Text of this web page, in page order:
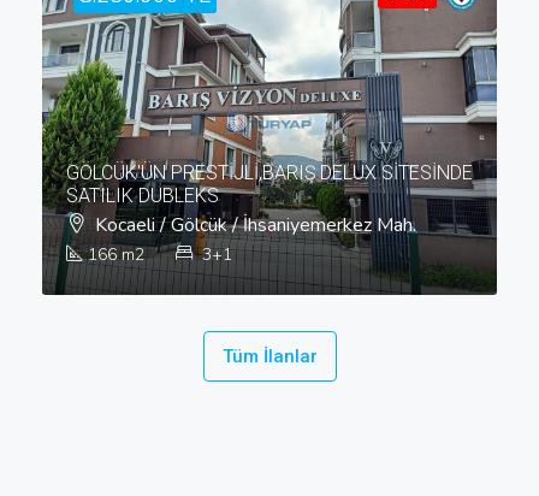
GÖLCÜK'ÜN PRESTİJLİ,BARIŞ DELUX SİTESİNDE
SATILIK DUBLEKS
166 m2 3+1
Kocaeli / Gölcük / İhsaniyemerkez Mah.
Tüm İlanlar